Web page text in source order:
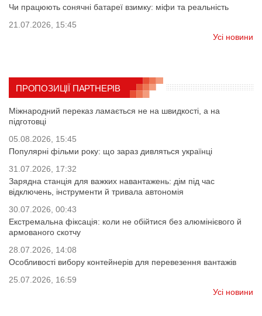
Чи працюють сонячні батареї взимку: міфи та реальність
21.07.2026, 15:45
Усі новини
ПРОПОЗИЦІЇ ПАРТНЕРІВ
Міжнародний переказ ламається не на швидкості, а на
підготовці
05.08.2026, 15:45
Популярні фільми року: що зараз дивляться українці
31.07.2026, 17:32
Зарядна станція для важких навантажень: дім під час
відключень, інструменти й тривала автономія
30.07.2026, 00:43
Екстремальна фіксація: коли не обійтися без алюмінієвого й
армованого скотчу
28.07.2026, 14:08
Особливості вибору контейнерів для перевезення вантажів
25.07.2026, 16:59
Усі новини